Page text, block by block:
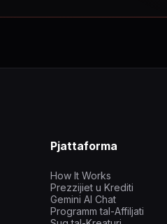
Pjattaforma
How It Works
Prezzijiet u Krediti
Gemini AI Chat
Programm tal-Affiljati